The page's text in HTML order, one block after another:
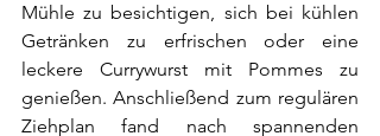
Mühle zu besichtigen, sich bei kühlen
Getränken zu erfrischen oder eine
leckere Currywurst mit Pommes zu
genießen. Anschließend zum regulären
Ziehplan fand nach spannenden